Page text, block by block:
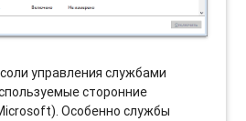
управления службами
сторонние
Особенно службы